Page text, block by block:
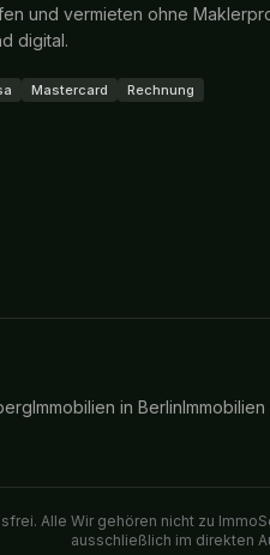
und vermieten ohne
digital.
Mastercard Rechnung
Immobilien in Berlin
Alle Wir gehören nicht zu
ausschließlich im direkten